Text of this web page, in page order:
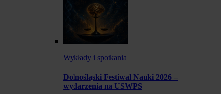
Wykłady i spotkania
Dolnośląski Festiwal Nauki 2026 –
wydarzenia na USWPS